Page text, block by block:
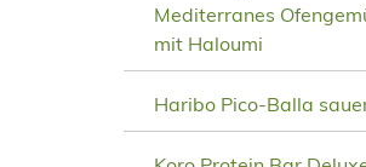
Mediterranes
mit Haloumi
Haribo Pico-Balla